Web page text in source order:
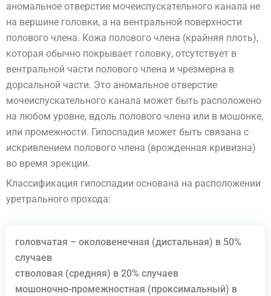
аномальное отверстие мочеиспускательного канала не
на вершине головки, а на вентральной поверхности
полового члена. Кожа полового члена (крайняя плоть),
которая обычно покрывает головку, отсутствует в
вентральной части полового члена и чрезмерна в
дорсальной части. Это аномальное отверстие
мочеиспускательного канала может быть расположено
на любом уровне, вдоль полового члена или в мошонке,
или промежности. Гипоспадия может быть связана с
искривлением полового члена (врожденная кривизна)
во время эрекции.
Классификация гипоспадии основана на расположении
уретрального прохода:
головчатая – околовенечная (дистальная) в 50%
случаев
стволовая (средняя) в 20% случаев
мошоночно-промежностная (проксимальный) в